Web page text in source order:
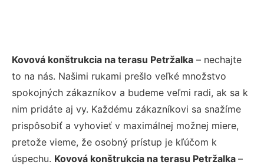
Kovová konštrukcia na terasu Petržalka – nechajte
to na nás. Našimi rukami prešlo veľké množstvo
spokojných zákazníkov a budeme veľmi radi, ak sa k
nim pridáte aj vy. Každému zákazníkovi sa snažíme
prispôsobiť a vyhovieť v maximálnej možnej miere,
pretože vieme, že osobný prístup je kľúčom k
úspechu. Kovová konštrukcia na terasu Petržalka –